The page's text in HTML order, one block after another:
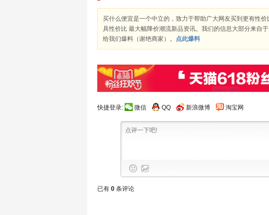
买什么便宜是一个中立的，致力于帮助广大网友买到更有性
具性价比 最大幅降价潮流新品资讯。我们的信息大部分来自
给我们爆料（谢绝商家）。 点此爆料
快捷登录: 微信 QQ 新浪微博 淘宝网
已有 0 条评论